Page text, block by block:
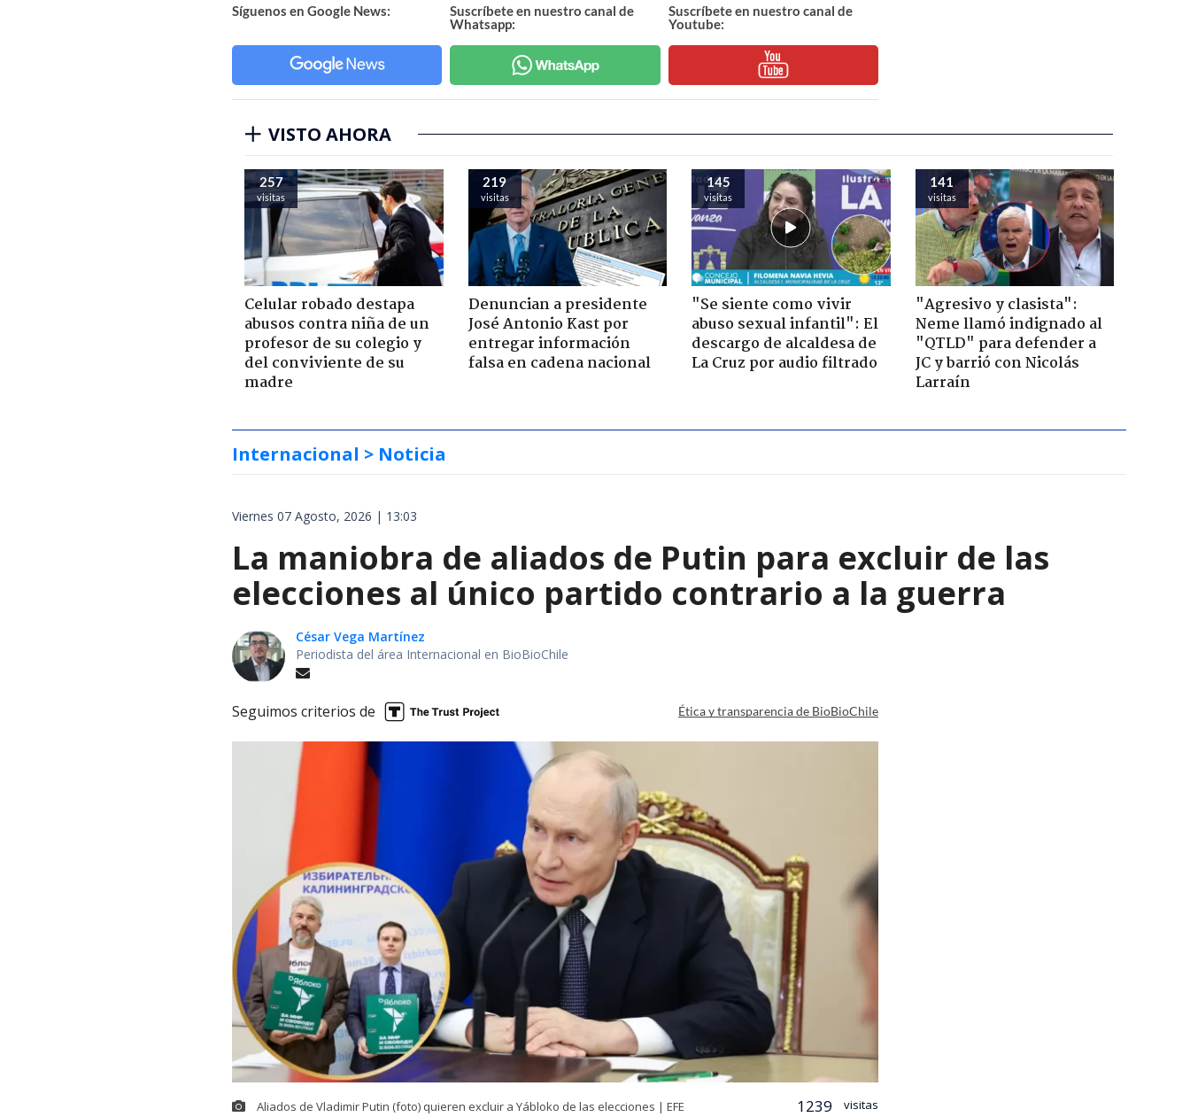
Síguenos en Google News:
Suscríbete en nuestro canal de
Whatsapp:
Suscríbete en nuestro canal de
Youtube:
VISTO AHORA
257
visitas
Celular robado destapa
abusos contra niña de un
profesor de su colegio y
del conviviente de su
madre
219
visitas
Denuncian a presidente
José Antonio Kast por
entregar información
falsa en cadena nacional
145
visitas
"Se siente como vivir
abuso sexual infantil": El
descargo de alcaldesa de
La Cruz por audio filtrado
141
visitas
"Agresivo y clasista":
Neme llamó indignado al
"QTLD" para defender a
JC y barrió con Nicolás
Larraín
Internacional > Noticia
Viernes 07 Agosto, 2026 | 13:03
La maniobra de aliados de Putin para excluir de las
elecciones al único partido contrario a la guerra
César Vega Martínez
Periodista del área Internacional en BioBioChile
Seguimos criterios de Ética y transparencia de BioBioChile
Aliados de Vladimir Putin (foto) quieren excluir a Yábloko de las elecciones | EFE 1239 visitas